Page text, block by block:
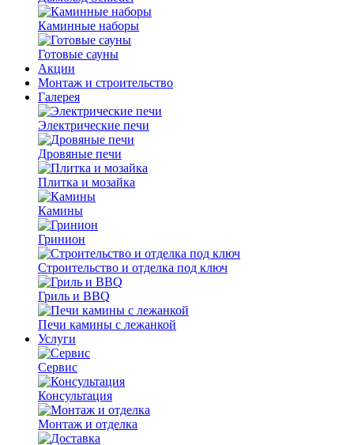
Каминные наборы
Готовые сауны
Акции
Монтаж и строительство
Галерея
Электрические печи
Дровяные печи
Плитка и мозайка
Камины
Гринион
Строительство и отделка под ключ
Гриль и BBQ
Печи камины с лежанкой
Услуги
Сервис
Консультация
Монтаж и отделка